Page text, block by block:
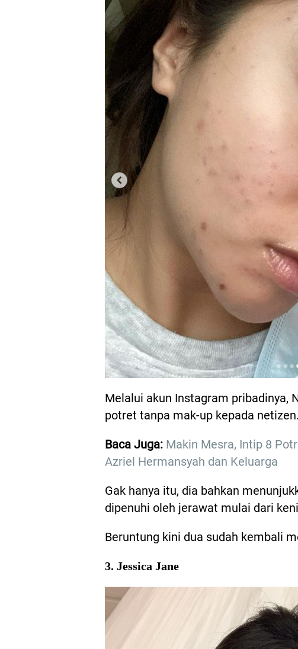
Melalui akun Instagram pribadinya,
potret tanpa mak-up kepada netizen.
Baca Juga: Makin Mesra, Intip 8
Azriel Hermansyah dan Keluarga
Gak hanya itu, dia bahkan
dipenuhi oleh jerawat mulai dari
Beruntung kini dua sudah kembali
3. Jessica Jane